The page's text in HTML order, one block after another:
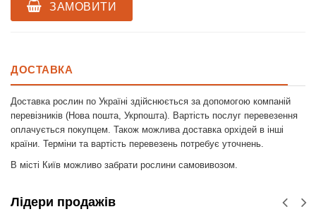
ЗАМОВИТИ
ДОСТАВКА
Доставка рослин по Україні здійснюється за допомогою компаній
перевізників (Нова пошта, Укрпошта). Вартість послуг перевезення
оплачується покупцем. Також можлива доставка орхідей в інші
країни. Терміни та вартість перевезень потребує уточнень.
В місті Київ можливо забрати рослини самовивозом.
Лідери продажів